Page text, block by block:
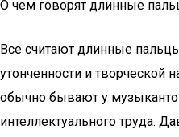
О чем говорят длинные
Все считают длинные
утонченности и творческой
обычно бывают у
интеллектуального труда.